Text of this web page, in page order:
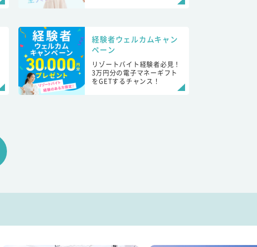
経験者ウェルカムキャン
ペーン
リゾートバイト経験者必見！
3万円分の電子マネーギフト
をGETするチャンス！